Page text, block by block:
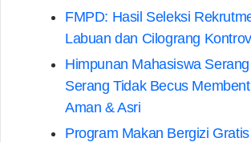
FMPD: Hasil Seleksi
Labuan dan Cilograng
Himpunan Mahasiswa
Serang Tidak Becus
Aman & Asri
Program Makan Bergizi